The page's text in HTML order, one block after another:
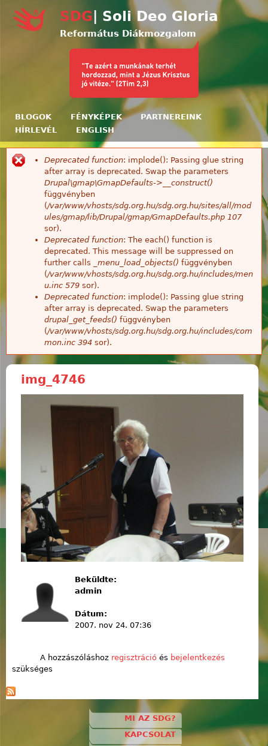
Ugrás a tartalomra
SDG | Soli Deo Gloria
Református Diákmozgalom
BLOGOK FÉNYKÉPEK
PARTNEREINK
HÍRLEVÉL
ENGLISH
Hibaüzenet
Deprecated function: implode(): Passing glue string
after array is deprecated. Swap the parameters
Drupal\gmap\GmapDefaults->__construct()
függvényben
(/var/www/vhosts/sdg.org.hu/sdg.org.hu/sites/all/mod
ules/gmap/lib/Drupal/gmap/GmapDefaults.php 107
sor).
Deprecated function: The each() function is
deprecated. This message will be suppressed on
further calls
_menu_load_objects() függvényben
(/var/www/vhosts/sdg.org.hu/sdg.org.hu/includes/men
u.inc 579 sor).
Deprecated function: implode(): Passing glue string
after array is deprecated. Swap the parameters
drupal_get_feeds() függvényben
(/var/www/vhosts/sdg.org.hu/sdg.org.hu/includes/com
mon.inc 394 sor).
img_4746
Beküldte:
admin
Dátum:
2007. nov 24. 07:36
A hozzászóláshoz regisztrációés bejelentkezés
szükséges
MI AZ SDG?
KAPCSOLAT